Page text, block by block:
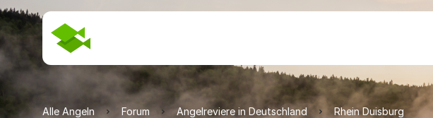
Alle Angeln Forum Angelreviere in Deutschland Rhein Duisburg